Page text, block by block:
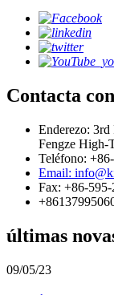
Contacta
Enderezo:
Fengze High-
Teléfono:
Email:
Fax: +86-595-
últimas
09/05/23